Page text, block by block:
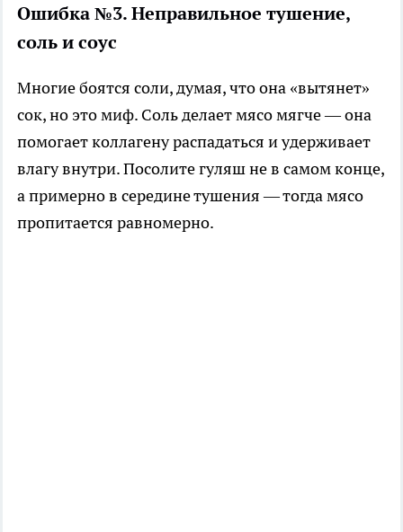
Ошибка №3. Неправильное тушение,
соль и соус
Многие боятся соли, думая, что она «вытянет»
сок, но это миф. Соль делает мясо мягче — она
помогает коллагену распадаться и удерживает
влагу внутри. Посолите гуляш не в самом конце,
а примерно в середине тушения — тогда мясо
пропитается равномерно.